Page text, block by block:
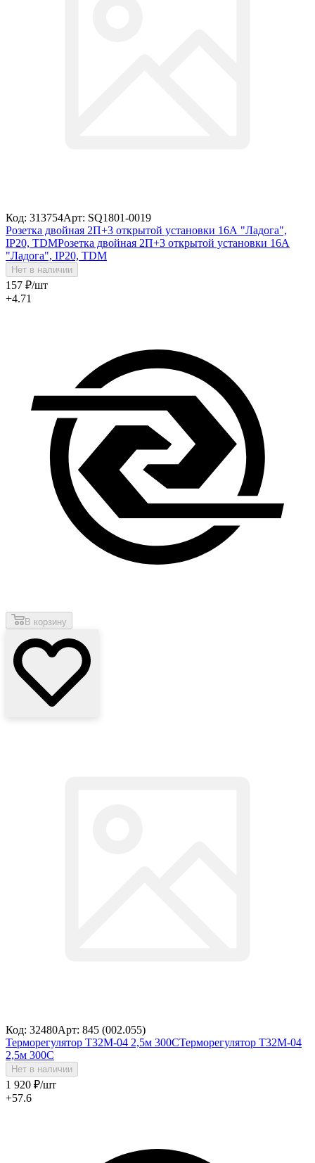
Код: 313754Арт: SQ1801-0019
Розетка двойная 2П+3 открытой установки 16А "Ладога",
IP20, TDMРозетка двойная 2П+3 открытой установки 16А
"Ладога", IP20, TDM
Нет в наличии
157 ₽/шт
+4.71
В корзину
Код: 32480Арт: 845 (002.055)
Терморегулятор Т32М-04 2,5м 300СТерморегулятор Т32М-04
2,5м 300С
Нет в наличии
1 920 ₽/шт
+57.6